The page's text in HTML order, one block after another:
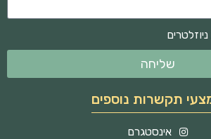
שליחה
תקשרות נוספים
אינסטגרם